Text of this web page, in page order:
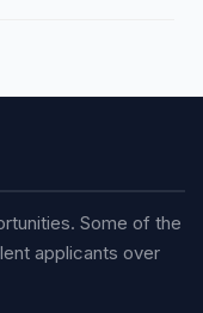
Some of the
applicants over